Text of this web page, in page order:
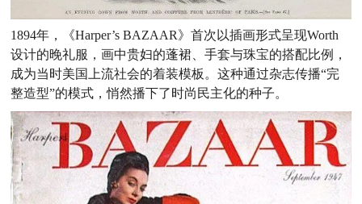
1894年，《Harper’s BAZAAR》首次以插画形式呈现Worth
设计的晚礼服，画中贵妇的蓬裙、手套与珠宝的搭配比例，
成为当时美国上流社会的着装模板。这种通过杂志传播“完
整造型”的模式，悄然播下了时尚民主化的种子。